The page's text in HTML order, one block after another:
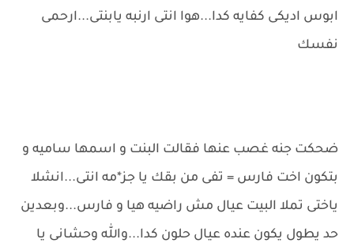
ابوس اديكى كفايه كدا...هوا انتى ارنبه يابنتى...ارحمى
نفسك
ضحكت جنه غصب عنها فقالت البنت و اسمها ساميه و
بتكون اخت فارس = تفى من بقك يا جز*مه انتى...انشلا
ياختى تملا البيت عيال مش راضيه هيا و فارس...وبعدين
حد يطول يكون عنده عيال حلون كدا...والله وحشانى يا